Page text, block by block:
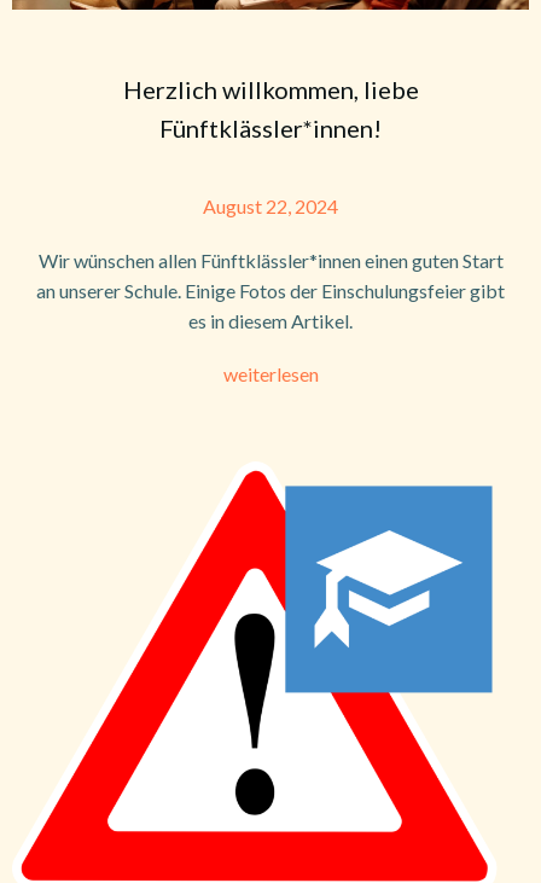
Herzlich willkommen, liebe
Fünftklässler*innen!
August 22, 2024
Wir wünschen allen Fünftklässler*innen einen guten Start
an unserer Schule. Einige Fotos der Einschulungsfeier gibt
es in diesem Artikel.
weiterlesen